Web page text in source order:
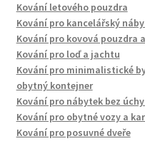
Kování letového pouzdra
Kování pro kancelářský
Kování pro kovová pouzdra
Kování pro loď a jachtu
Kování pro minimalistické
obytný kontejner
Kování pro nábytek bez
Kování pro obytné vozy a
Kování pro posuvné dveře